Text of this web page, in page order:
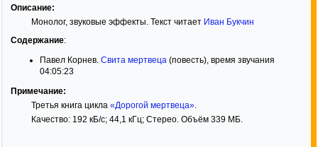
Описание:
Монолог, звуковые эффекты. Текст читает Иван Букчин
Содержание:
Павел Корнев. Свита мертвеца (повесть), время звучания
04:05:23
Примечание:
Третья книга цикла «Дорогой мертвеца».
Качество: 192 кБ/с; 44,1 кГц; Стерео. Объём 339 МБ.